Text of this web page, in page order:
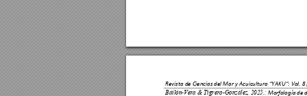
Revista de Ciencias del Mar y Acuicultura “YAKU”: Vol. 8
Bailón-Vera & Tigrero-González, 2025.: Morfología de